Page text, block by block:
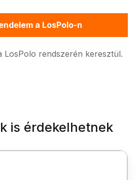
a LosPolo-n
LosPolo rendszerén keresztül.
is érdekelhetnek